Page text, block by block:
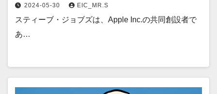
2024-05-30 EIC_MR.S
スティーブ・ジョブズは、Apple Inc.の共同創設者で
あ…